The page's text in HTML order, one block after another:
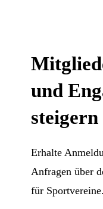
und
steigern
Erhalte
Anfragen über
für Sportvereine.